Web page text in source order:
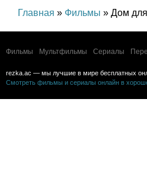
Главная » Фильмы » Дом
Фильмы Мультфильмы Сериалы
rezka.ac — мы лучшие в мире бесплатных
Смотреть фильмы и сериалы онлайн в